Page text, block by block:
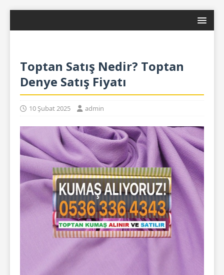
Toptan Satış Nedir? Toptan
Denye Satış Fiyatı
10 Şubat 2025 admin